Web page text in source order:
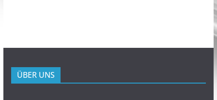
ÜBER UNS